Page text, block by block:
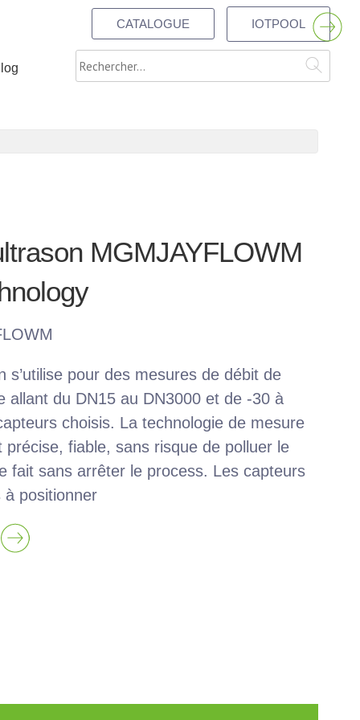
blog
CATALOGUE IOTPOOL
MGMJAYFLOWM
s’utilise pour des mesures de débit de
allant du DN15 au DN3000 et de -30 à
choisis. La technologie de mesure
fiable, sans risque de polluer le
fait sans arrêter le process. Les capteurs
positionner